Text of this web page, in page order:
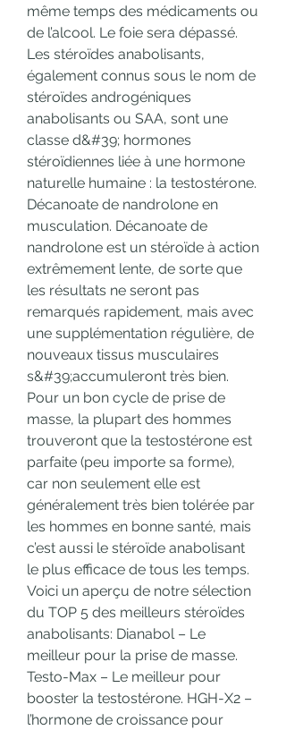
même temps des médicaments ou
de l’alcool. Le foie sera dépassé.
Les stéroïdes anabolisants,
également connus sous le nom de
stéroïdes androgéniques
anabolisants ou SAA, sont une
classe d&#39; hormones
stéroïdiennes liée à une hormone
naturelle humaine : la testostérone.
Décanoate de nandrolone en
musculation. Décanoate de
nandrolone est un stéroïde à action
extrêmement lente, de sorte que
les résultats ne seront pas
remarqués rapidement, mais avec
une supplémentation régulière, de
nouveaux tissus musculaires
s&#39;accumuleront très bien.
Pour un bon cycle de prise de
masse, la plupart des hommes
trouveront que la testostérone est
parfaite (peu importe sa forme),
car non seulement elle est
généralement très bien tolérée par
les hommes en bonne santé, mais
c’est aussi le stéroïde anabolisant
le plus efficace de tous les temps.
Voici un aperçu de notre sélection
du TOP 5 des meilleurs stéroïdes
anabolisants: Dianabol – Le
meilleur pour la prise de masse.
Testo-Max – Le meilleur pour
booster la testostérone. HGH-X2 –
l’hormone de croissance pour